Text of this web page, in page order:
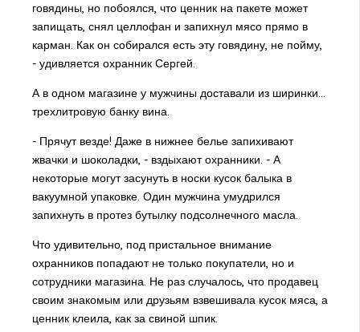
говядины, но побоялся, что ценник на пакете может
запищать, снял целлофан и запихнул мясо прямо в
карман. Как он собирался есть эту говядину, не пойму,
- удивляется охранник Сергей.
А в одном магазине у мужчины доставали из ширинки…
трехлитровую банку вина.
- Прячут везде! Даже в нижнее белье запихивают
жвачки и шоколадки, - вздыхают охранники. - А
некоторые могут засунуть в носки кусок балыка в
вакуумной упаковке. Один мужчина умудрился
запихнуть в протез бутылку подсолнечного масла.
Что удивительно, под пристальное внимание
охранников попадают не только покупатели, но и
сотрудники магазина. Не раз случалось, что продавец
своим знакомым или друзьям взвешивала кусок мяса, а
ценник клеила, как за свиной шпик.